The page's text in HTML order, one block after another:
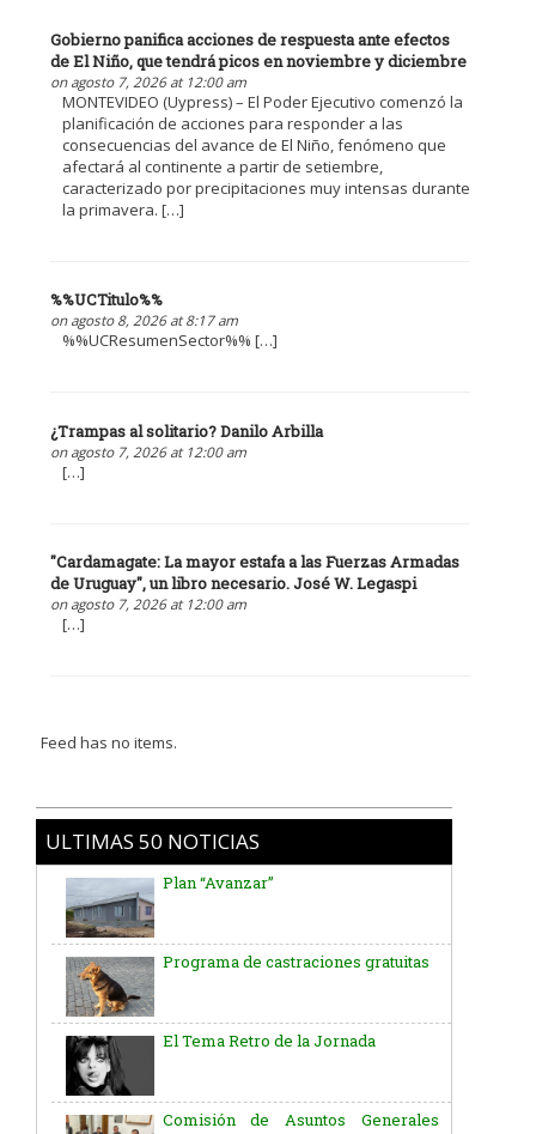
Gobierno panifica acciones de respuesta ante efectos
de El Niño, que tendrá picos en noviembre y diciembre
on agosto 7, 2026 at 12:00 am
MONTEVIDEO (Uypress) – El Poder Ejecutivo comenzó la
planificación de acciones para responder a las
consecuencias del avance de El Niño, fenómeno que
afectará al continente a partir de setiembre,
caracterizado por precipitaciones muy intensas durante
la primavera. […]
%%UCTitulo%%
on agosto 8, 2026 at 8:17 am
%%UCResumenSector%% […]
¿Trampas al solitario? Danilo Arbilla
on agosto 7, 2026 at 12:00 am
[…]
"Cardamagate: La mayor estafa a las Fuerzas Armadas
de Uruguay", un libro necesario. José W. Legaspi
on agosto 7, 2026 at 12:00 am
[…]
Feed has no items.
ULTIMAS 50 NOTICIAS
Plan “Avanzar”
Programa de castraciones gratuitas
El Tema Retro de la Jornada
Comisión de Asuntos Generales